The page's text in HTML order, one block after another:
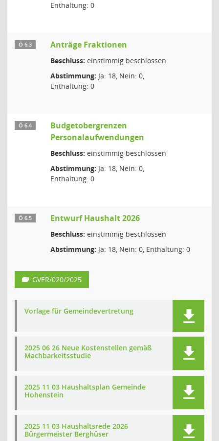
Enthaltung: 0
Ö 6.3 Anträge Fraktionen
Beschluss: einstimmig beschlossen
Abstimmung: Ja: 18, Nein: 0,
Enthaltung: 0
Ö 6.4
Budgetobergrenzen
Personalaufwendungen
Beschluss: einstimmig beschlossen
Abstimmung: Ja: 18, Nein: 0,
Enthaltung: 0
Ö 6.5 Entwurf Haushalt 2026
Beschluss: einstimmig beschlossen
Abstimmung: Ja: 18, Nein: 0, Enthaltung: 0
GVER/020/2025
Vorlage für Gemeindevertretung
2025 06 26 Neue Kostenstellen gemäß
Machbarkeitsstudie
2025 11 03 Haushaltsplan Gemeinde
Hohenstein
2025 11 03 Haushaltsrede 2026
Bürgermeister Berghüser